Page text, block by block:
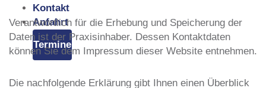
Kontakt
Anfahrt
Termine
Verantwortlich für die Erhebung und Speicherung der
Daten ist der Praxisinhaber. Dessen Kontaktdaten
können Sie dem Impressum dieser Website entnehmen.
Die nachfolgende Erklärung gibt Ihnen einen Überblick